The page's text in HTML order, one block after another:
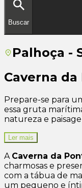
Buscar
Palhoça -
Caverna
Prepare-se para
essa gruta
natureza e
Ler mais
A Caverna da
charmosas e
com a tábua de
um pequeno e